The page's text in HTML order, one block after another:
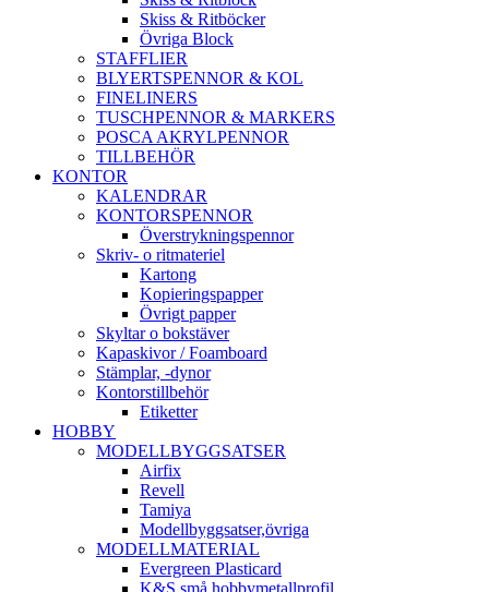
Skiss & Ritböcker
Övriga Block
STAFFLIER
BLYERTSPENNOR & KOL
FINELINERS
TUSCHPENNOR & MARKERS
POSCA AKRYLPENNOR
TILLBEHÖR
KONTOR
KALENDRAR
KONTORSPENNOR
Överstrykningspennor
Skriv- o ritmateriel
Kartong
Kopieringspapper
Övrigt papper
Skyltar o bokstäver
Kapaskivor / Foamboard
Stämplar, -dynor
Kontorstillbehör
Etiketter
HOBBY
MODELLBYGGSATSER
Airfix
Revell
Tamiya
Modellbyggsatser,övriga
MODELLMATERIAL
Evergreen Plasticard
K&S små hobbymetallprofil